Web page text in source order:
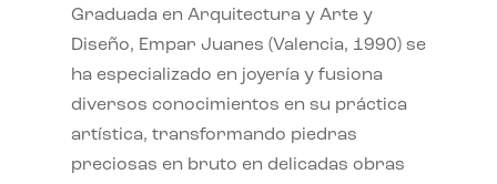
Graduada en Arquitectura y Arte y
Diseño, Empar Juanes (Valencia, 1990) se
ha especializado en joyería y fusiona
diversos conocimientos en su práctica
artística, transformando piedras
preciosas en bruto en delicadas obras